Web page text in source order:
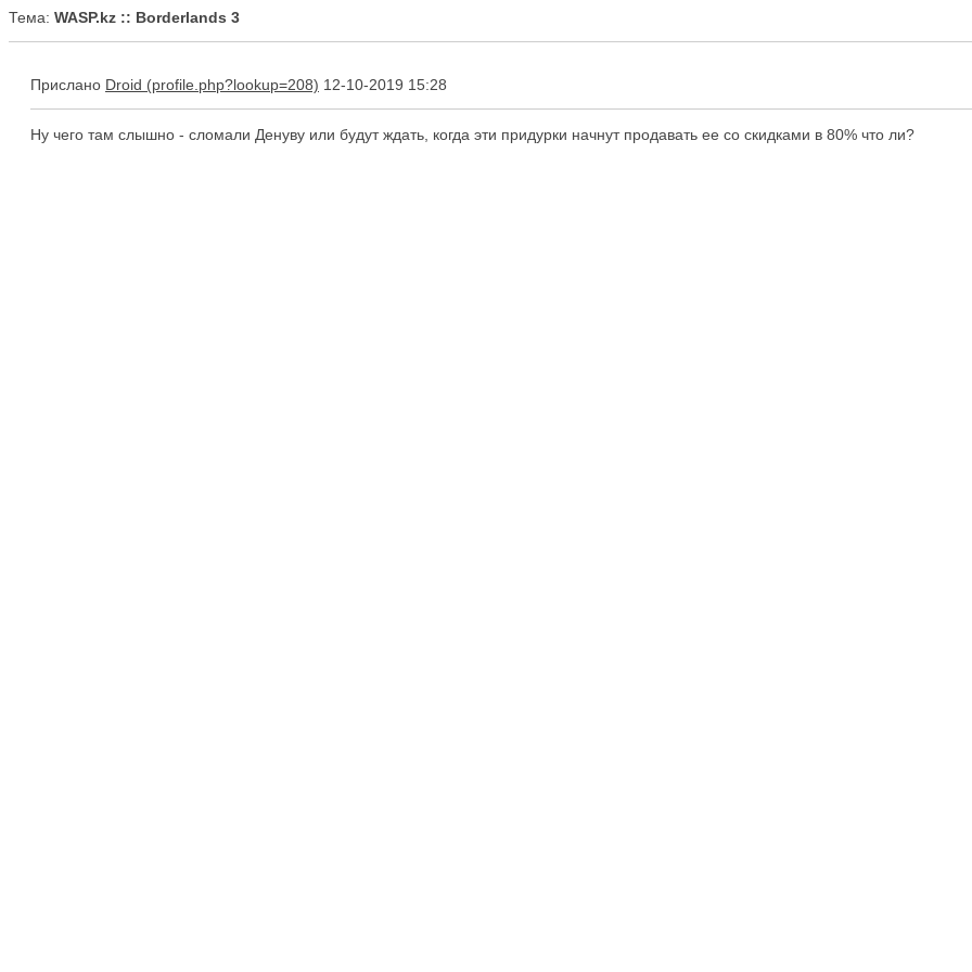
Тема: WASP.kz :: Borderlands 3
Прислано Droid 12-10-2019 15:28
Ну чего там слышно - сломали Денуву или будут ждать, когда эти придурки начнут продавать ее со скидками в 80% что ли?